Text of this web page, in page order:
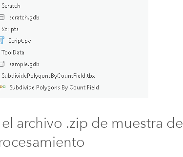
archivo .zip de muestra de